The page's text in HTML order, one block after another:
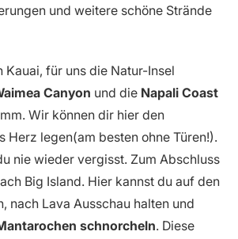
und weitere schöne Strände
Kauai, für uns die Natur-Insel
Canyon und die Napali Coast
Wir können dir hier den
Herz legen(am besten ohne Türen!).
nie wieder vergisst. Zum Abschluss
Big Island. Hier kannst du auf den
nach Lava Ausschau halten und
schnorcheln. Diese